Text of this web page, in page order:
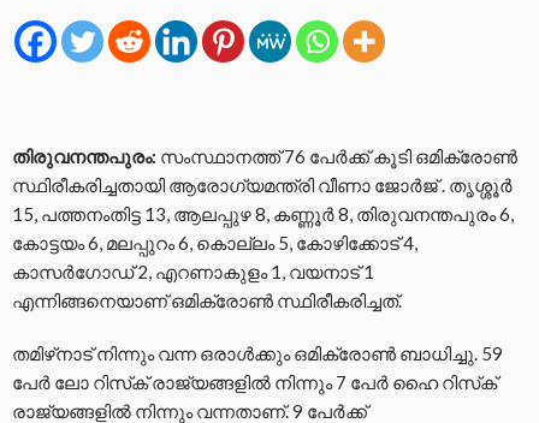
തിരുവനന്തപുരം: സംസ്ഥാനത്ത് 76 പേര്‍ക്ക് കൂടി ഒമിക്രോണ്‍
സ്ഥിരീകരിച്ചതായി ആരോഗ്യമന്ത്രി വീണാ ജോര്‍ജ് . തൃശ്ശൂര്‍
15, പത്തനംതിട്ട 13, ആലപ്പുഴ 8, കണ്ണൂര്‍ 8, തിരുവനന്തപുരം 6,
കോട്ടയം 6, മലപ്പുറം 6, കൊല്ലം 5, കോഴിക്കോട് 4,
കാസര്‍ഗോഡ് 2, എറണാകുളം 1, വയനാട് 1
എന്നിങ്ങനെയാണ് ഒമിക്രോണ്‍ സ്ഥിരീകരിച്ചത്.
തമിഴ്‌നാട് നിന്നും വന്ന ഒരാള്‍ക്കും ഒമിക്രോണ്‍ ബാധിച്ചു. 59
പേര്‍ ലോ റിസ്‌ക് രാജ്യങ്ങളില്‍ നിന്നും 7 പേര്‍ ഹൈ റിസ്‌ക്
രാജ്യങ്ങളില്‍ നിന്നും വന്നതാണ്. 9 പേര്‍ക്ക്